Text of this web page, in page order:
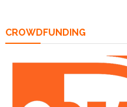
CROWDFUNDING